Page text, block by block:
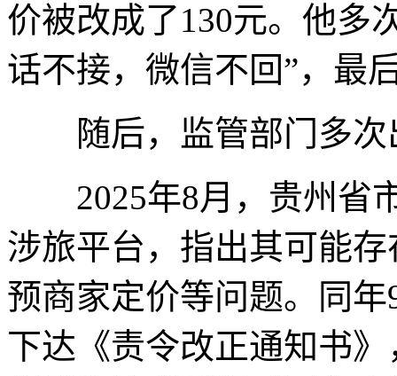
价被改成了130元。他多
话不接，微信不回”，最
随后，监管部门多次
2025年8月，贵州省
涉旅平台，指出其可能
预商家定价等问题。同
下达《责令改正通知书